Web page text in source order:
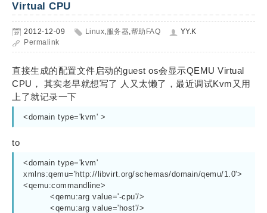
Virtual CPU
2012-12-09 Linux,服务器,帮助FAQ
YY.K
Permalink
直接生成的配置文件启动的guest os会显示QEMU Virtual
CPU， 其实老早就想写了 人又太懒了，最近调试Kvm又用
上了就记录一下
<domain type='kvm' >
to
<domain type='kvm'
xmlns:qemu='http://libvirt.org/schemas/domain/qemu/1.0'>
<qemu:commandline>
<qemu:arg value='-cpu'/>
<qemu:arg value='host'/>